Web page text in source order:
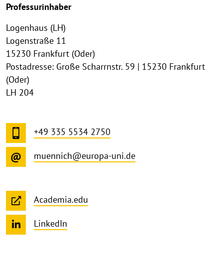
Professurinhaber
Logenhaus (LH)
Logenstraße 11
15230 Frankfurt (Oder)
Postadresse: Große Scharrnstr. 59 | 15230 Frankfurt
(Oder)
LH 204
+49 335 5534 2750
muennich@europa-uni.de
Academia.edu
LinkedIn